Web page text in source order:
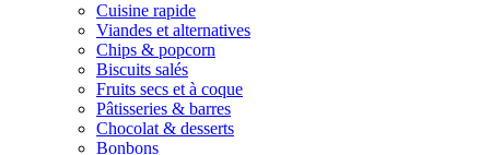
Cuisine rapide
Viandes et alternatives
Chips & popcorn
Biscuits salés
Fruits secs et à coque
Pâtisseries & barres
Chocolat & desserts
Bonbons